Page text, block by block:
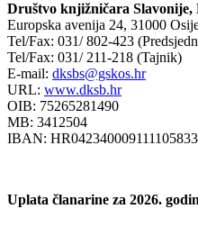
Društvo knjižničara Slavonije,
Europska avenija 24, 31000
Tel/Fax: 031/ 802-423
Tel/Fax: 031/ 211-218 (Tajnik)
E-mail: dksbs@gskos.hr
URL: www.dksb.hr
OIB: 75265281490
MB: 3412504
IBAN:
Uplata članarine za 2026.